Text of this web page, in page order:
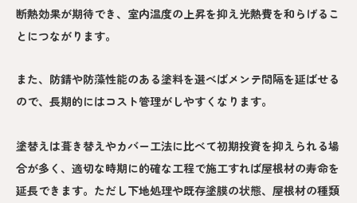
断熱効果が期待でき、室内温度の上昇を抑え光熱費を和らげるこ
とにつながります。
また、防錆や防藻性能のある塗料を選べばメンテ間隔を延ばせる
ので、長期的にはコスト管理がしやすくなります。
塗替えは葺き替えやカバー工法に比べて初期投資を抑えられる場
合が多く、適切な時期に的確な工程で施工すれば屋根材の寿命を
延長できます。ただし下地処理や既存塗膜の状態、屋根材の種類